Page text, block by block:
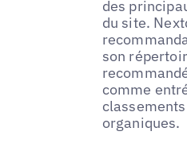
des
du site.
son
comme
organiques.